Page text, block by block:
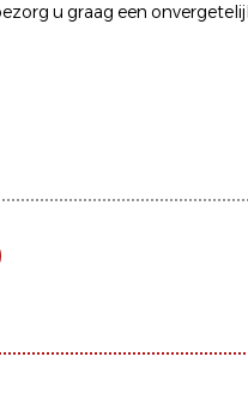
u graag een